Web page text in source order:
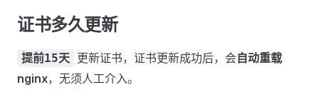
证书多久更新
提前15天 更新证书，证书更新成功后，会自动重载
nginx，无须人工介入。